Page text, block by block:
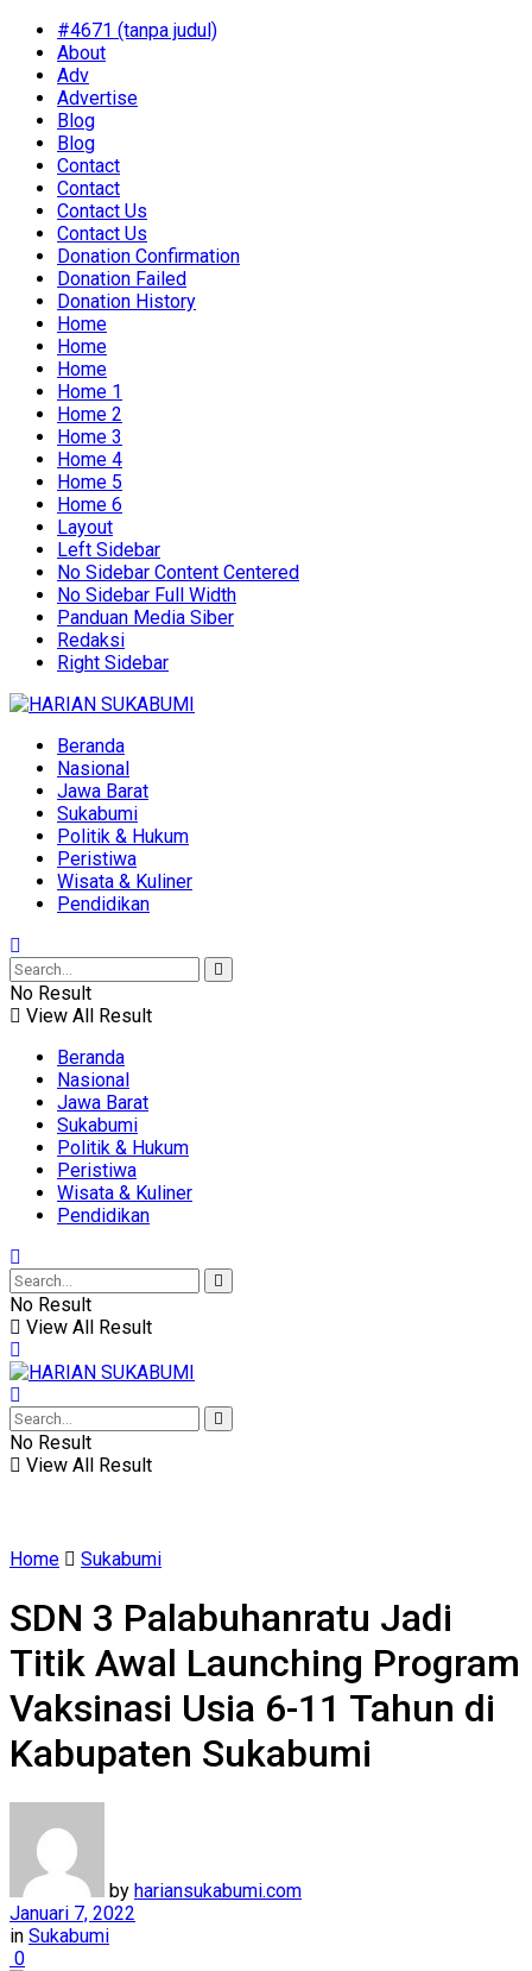
#4671 (tanpa judul)
About
Adv
Advertise
Blog
Blog
Contact
Contact
Contact Us
Contact Us
Donation Confirmation
Donation Failed
Donation History
Home
Home
Home
Home 1
Home 2
Home 3
Home 4
Home 5
Home 6
Layout
Left Sidebar
No Sidebar Content Centered
No Sidebar Full Width
Panduan Media Siber
Redaksi
Right Sidebar
Beranda
Nasional
Jawa Barat
Sukabumi
Politik & Hukum
Peristiwa
Wisata & Kuliner
Pendidikan
No Result
View All Result
Beranda
Nasional
Jawa Barat
Sukabumi
Politik & Hukum
Peristiwa
Wisata & Kuliner
Pendidikan
No Result
View All Result
No Result
View All Result
Home Sukabumi
SDN 3 Palabuhanratu Jadi
Titik Awal Launching Program
Vaksinasi Usia 6-11 Tahun di
Kabupaten Sukabumi
by hariansukabumi.com
Januari 7, 2022
in Sukabumi
0